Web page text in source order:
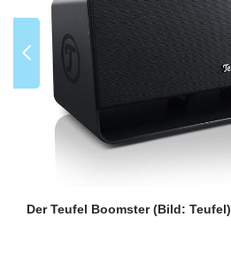
Der Teufel Boomster(Bild: Teufel)